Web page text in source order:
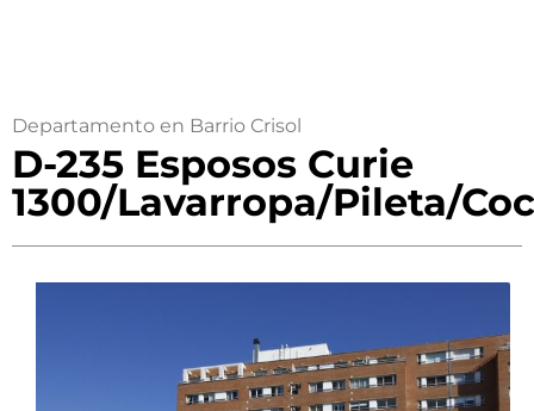
Departamento en Barrio Crisol
D-235 Esposos Curie
1300/Lavarropa/Pileta/